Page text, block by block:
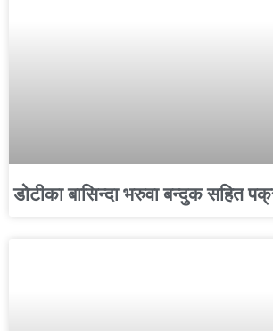
डोटीका बासिन्दा भरुवा बन्दुक सहित